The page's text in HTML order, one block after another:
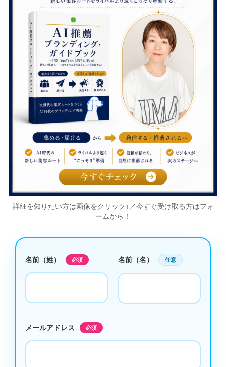
詳細を知りたい方は画像をクリック↑／今すぐ受け取る方はフォ
ームから！
名前（姓） 必須 名前（名） 任意
メールアドレス 必須